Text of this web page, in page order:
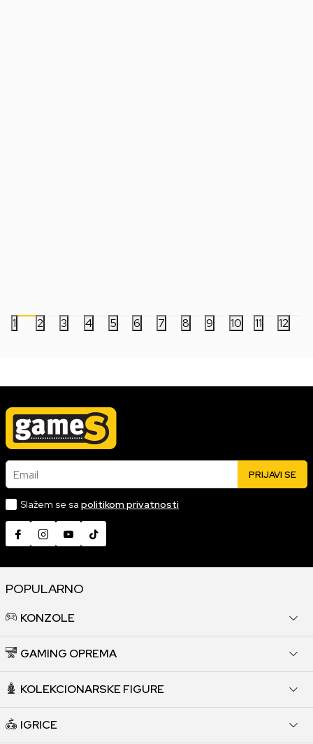
1 2 3 4 5 6 7 8 9 10 11 12
Email PRIJAVI SE
Slažem se sa politikom privatnosti
POPULARNO
KONZOLE
GAMING OPREMA
KOLEKCIONARSKE FIGURE
IGRICE